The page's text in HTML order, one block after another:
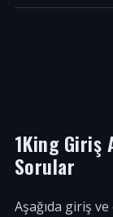
1King Giriş
Sorular
Aşağıda giriş